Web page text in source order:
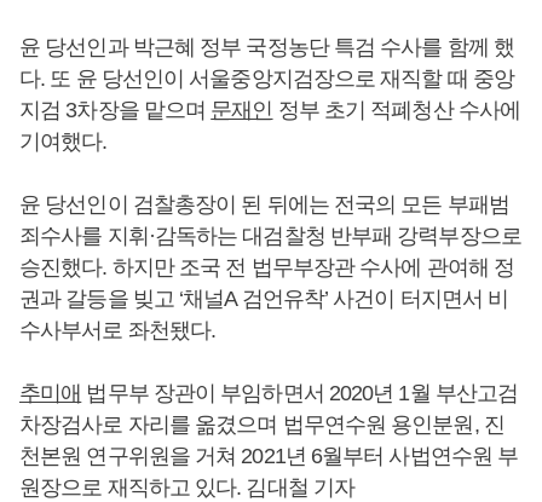
윤 당선인과 박근혜 정부 국정농단 특검 수사를 함께 했
다. 또 윤 당선인이 서울중앙지검장으로 재직할 때 중앙
지검 3차장을 맡으며 문재인 정부 초기 적폐청산 수사에
기여했다.
윤 당선인이 검찰총장이 된 뒤에는 전국의 모든 부패범
죄수사를 지휘·감독하는 대검찰청 반부패 강력부장으로
승진했다. 하지만 조국 전 법무부장관 수사에 관여해 정
권과 갈등을 빚고 ‘채널A 검언유착’ 사건이 터지면서 비
수사부서로 좌천됐다.
추미애 법무부 장관이 부임하면서 2020년 1월 부산고검
차장검사로 자리를 옮겼으며 법무연수원 용인분원, 진
천본원 연구위원을 거쳐 2021년 6월부터 사법연수원 부
원장으로 재직하고 있다. 김대철 기자